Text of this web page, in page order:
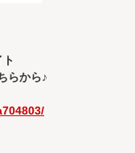
らから♪